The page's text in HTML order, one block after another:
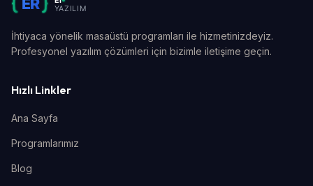
İhtiyaca yönelik masaüstü programları ile hizmetinizdeyiz.
Profesyonel yazılım çözümleri için bizimle iletişime geçin.
Hızlı Linkler
Ana Sayfa
Programlarımız
Blog